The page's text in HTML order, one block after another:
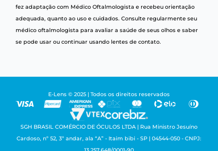
fez adaptação com Médico Oftalmologista e recebeu orientação
adequada, quanto ao uso e cuidados. Consulte regularmente seu
médico oftalmologista para avaliar a saúde de seus olhos e saber
se pode usar ou continuar usando lentes de contato.
E-Lens © 2025 | Todos os direitos reservados
SGH BRASIL COMÉRCIO DE ÓCULOS LTDA | Rua Ministro Jesuíno
Cardoso, nº 52, 3º andar, ala “A” - Itaim bibi - SP | 04544-050 - CNPJ: